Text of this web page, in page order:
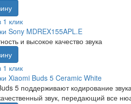
1 клик
Sony MDREX155APL.E
и высокое качество звука
1 клик
Xiaomi Buds 5 Ceramic White
5 поддерживают кодирование
звук, передающий все